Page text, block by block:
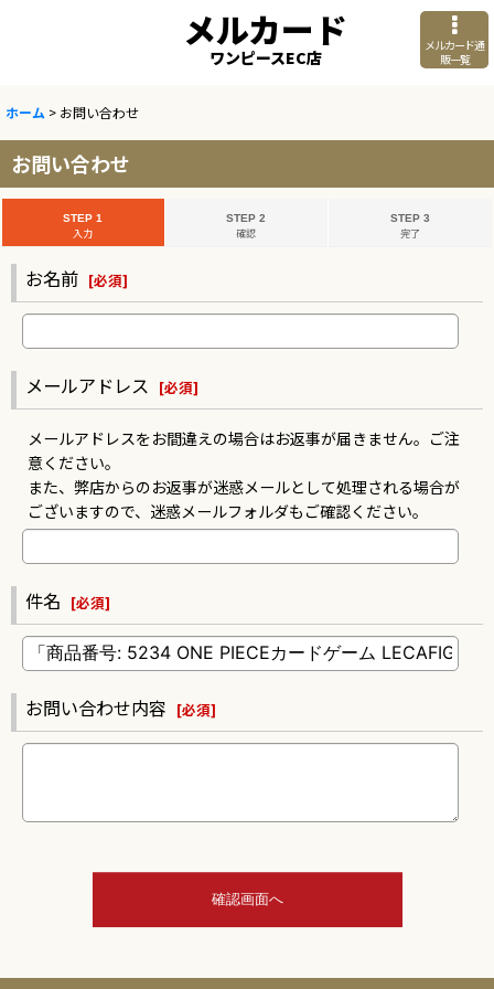
メルカード
ワンピースEC店
メルカード通
販一覧
ホーム > お問い合わせ
お問い合わせ
STEP 1
入力
STEP 2
確認
STEP 3
完了
お名前 [必須]
メールアドレス [必須]
メールアドレスをお間違えの場合はお返事が届きません。ご注
意ください。
また、弊店からのお返事が迷惑メールとして処理される場合が
ございますので、迷惑メールフォルダもご確認ください。
件名 [必須]
お問い合わせ内容 [必須]
確認画面へ